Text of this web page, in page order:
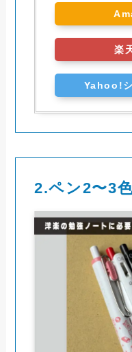
楽
Yahoo!
2.ペン2〜3